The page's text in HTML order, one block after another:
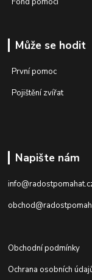
Může se hodit
První pomoc
Pojištění zvířat
Napište nám
Obchodní podmínky
Ochrana osobních